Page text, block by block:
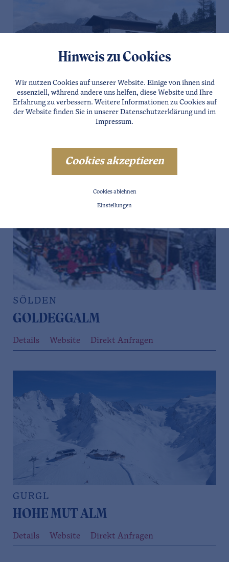
LÄNGENFELD
INNERBERGALM
SÖLDEN
GOLDEGGALM
Details Website Direkt Anfragen
GURGL
HOHE MUT ALM
Details Website Direkt Anfragen
Hinweis zu Cookies
Wir nutzen Cookies auf unserer Website. Einige von ihnen sind
essenziell, während andere uns helfen, diese Website und Ihre
Erfahrung zu verbessern. Weitere Informationen zu Cookies auf
der Website finden Sie in unserer Datenschutzerklärungund im
Impressum.
Cookies akzeptieren
Cookies ablehnen
Einstellungen